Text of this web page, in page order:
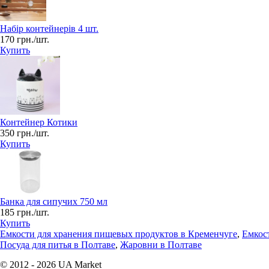
Набір контейнерів 4 шт.
170 грн./шт.
Купить
Контейнер Котики
350 грн./шт.
Купить
Банка для сипучих 750 мл
185 грн./шт.
Купить
Емкости для хранения пищевых продуктов в Кременчуге,
Посуда для питья в Полтаве, Жаровни в Полтаве
© 2012 - 2026 UA Market